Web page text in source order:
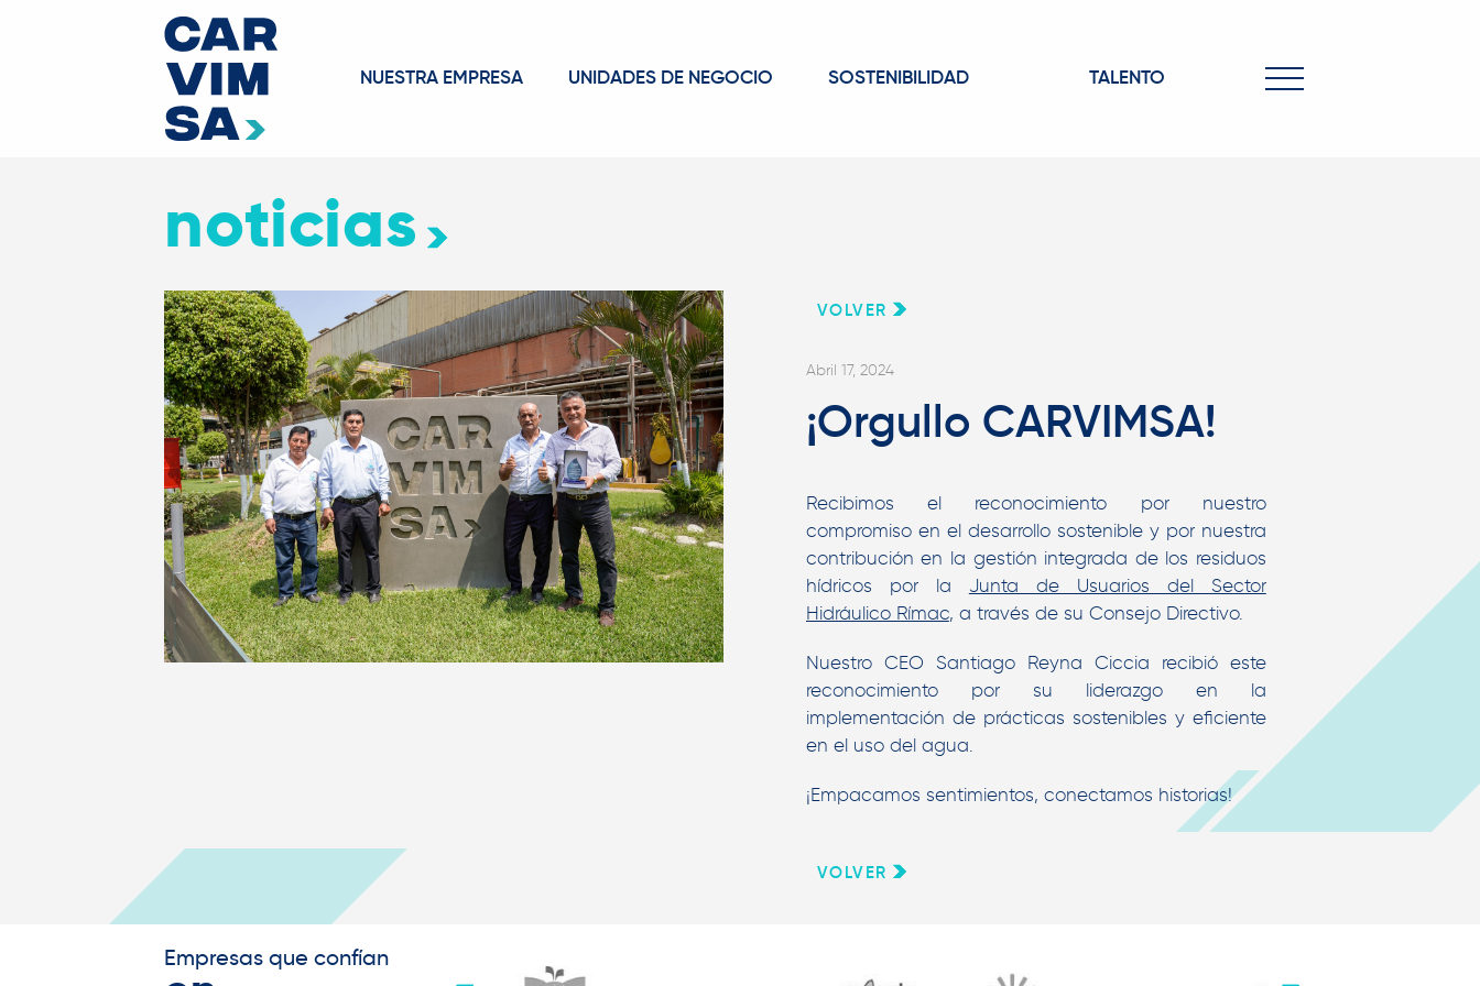
NUESTRA EMPRESA UNIDADES DE NEGOCIO SOSTENIBILIDAD TALENTO
noticias
VOLVER
Abril 17, 2024
¡Orgullo CARVIMSA!
Recibimos el reconocimiento por nuestro
compromiso en el desarrollo sostenible y por nuestra
contribución en la gestión integrada de los residuos
hídricos por la Junta de Usuarios del Sector
Hidráulico Rímac, a través de su Consejo Directivo.
Nuestro CEO Santiago Reyna Ciccia recibió este
reconocimiento por su liderazgo en la
implementación de prácticas sostenibles y eficiente
en el uso del agua.
¡Empacamos sentimientos, conectamos historias!
VOLVER
Empresas que confían